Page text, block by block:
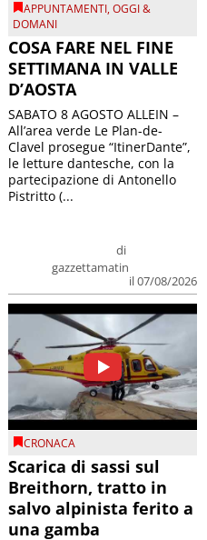
APPUNTAMENTI,OGGI &
DOMANI
COSA FARE NEL FINE
SETTIMANA IN VALLE
D’AOSTA
di
gazzettamatin
il 07/08/2026
SABATO 8 AGOSTO ALLEIN –
All’area verde Le Plan-de-
Clavel prosegue “ItinerDante”,
le letture dantesche, con la
partecipazione di Antonello
Pistritto (...
CRONACA
Scarica di sassi sul
Breithorn, tratto in
salvo alpinista ferito a
una gamba